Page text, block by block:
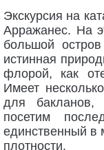
Экскурсия на
Арражанес. На
большой
истинная
флорой, как
Имеет
для
посетим
единственный в
плотности.